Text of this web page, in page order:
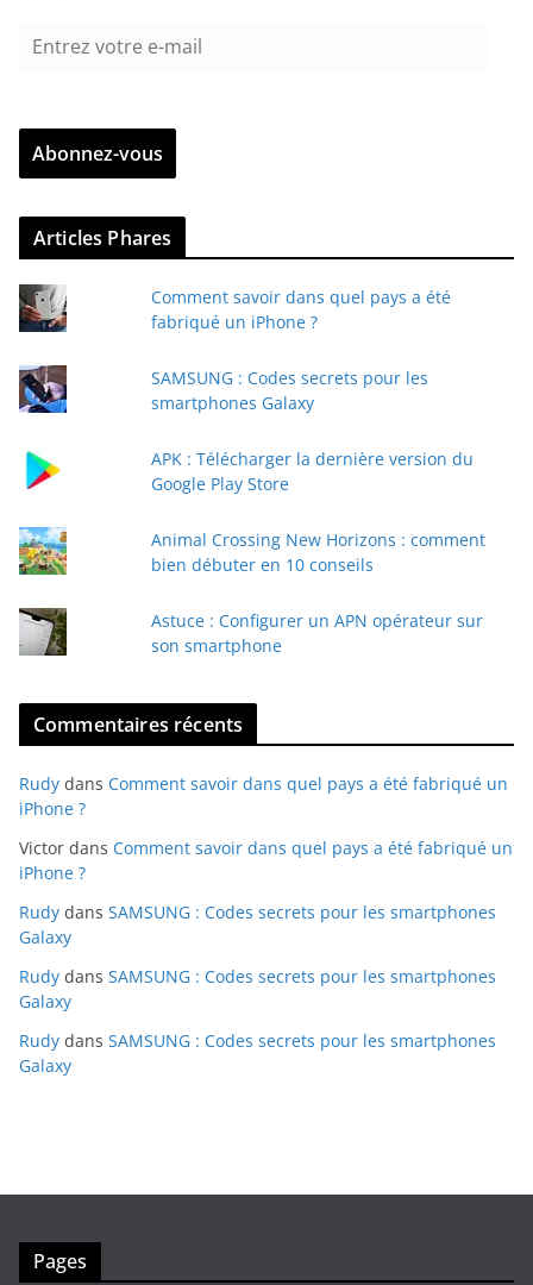
r
z
v
r
e
e
-
a
Abonnez-vous
Articles Phares
Comment savoir dans quel pays a été
fabriqué un iPhone ?
SAMSUNG : Codes secrets pour les
smartphones Galaxy
APK : Télécharger la dernière version du
Google Play Store
Animal Crossing New Horizons : comment
bien débuter en 10 conseils
Astuce : Configurer un APN opérateur sur
son smartphone
Commentaires récents
Rudy dans Comment savoir dans quel pays a été fabriqué un
iPhone ?
Victor dans Comment savoir dans quel pays a été fabriqué un
iPhone ?
Rudy dans SAMSUNG : Codes secrets pour les smartphones
Galaxy
Rudy dans SAMSUNG : Codes secrets pour les smartphones
Galaxy
Rudy dans SAMSUNG : Codes secrets pour les smartphones
Galaxy
Pages